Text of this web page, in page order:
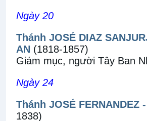
Ngày 20
Thánh JOSÉ DIAZ
AN (1818-1857)
Giám mục, người Tây Ban
Ngày 24
Thánh JOSÉ FERNANDEZ
1838)